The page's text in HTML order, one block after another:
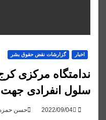
اخبار گزارشات نقض حقوق بشر
سلول انفرادی
حسن حمزه